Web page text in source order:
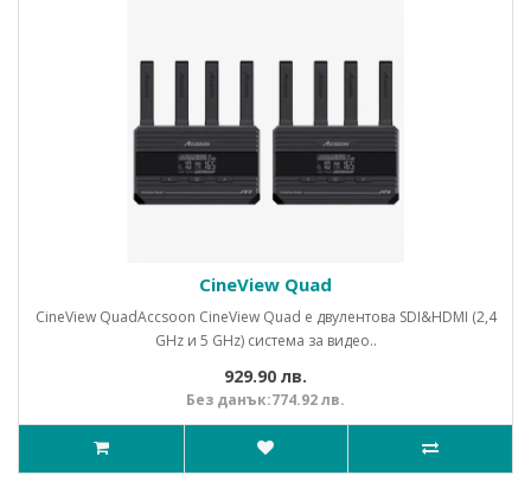
CineView Quad
CineView QuadAccsoon CineView Quad е двулентова SDI&HDMI (2,4
GHz и 5 GHz) система за видео..
929.90 лв.
Без данък:774.92 лв.